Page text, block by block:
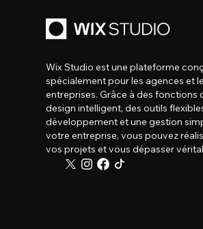
Wix Studio est une plateforme
spécialement pour les agences et
entreprises. Grâce à des fonctions
design intelligent, des outils
développement et une gestion
votre entreprise, vous pouvez
vos projets et vous dépasser